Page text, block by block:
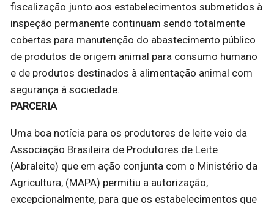
fiscalização junto aos estabelecimentos submetidos à
inspeção permanente continuam sendo totalmente
cobertas para manutenção do abastecimento público
de produtos de origem animal para consumo humano
e de produtos destinados à alimentação animal com
segurança à sociedade.
PARCERIA
Uma boa notícia para os produtores de leite veio da
Associação Brasileira de Produtores de Leite
(Abraleite) que em ação conjunta com o Ministério da
Agricultura, (MAPA) permitiu a autorização,
excepcionalmente, para que os estabelecimentos que